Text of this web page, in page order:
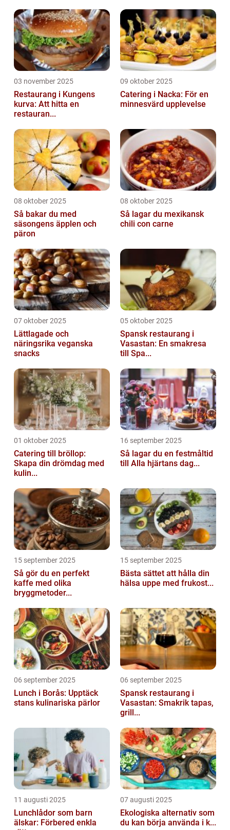
03 november 2025
Restaurang i Kungens
kurva: Att hitta en
restauran...
09 oktober 2025
Catering i Nacka: För en
minnesvärd upplevelse
08 oktober 2025
Så bakar du med
säsongens äpplen och
päron
08 oktober 2025
Så lagar du mexikansk
chili con carne
07 oktober 2025
Lättlagade och
näringsrika veganska
snacks
05 oktober 2025
Spansk restaurang i
Vasastan: En smakresa
till Spa...
01 oktober 2025
Catering till bröllop:
Skapa din drömdag med
kulin...
16 september 2025
Så lagar du en festmåltid
till Alla hjärtans dag...
15 september 2025
Så gör du en perfekt
kaffe med olika
bryggmetoder...
15 september 2025
Bästa sättet att hålla din
hälsa uppe med frukost...
06 september 2025
Lunch i Borås: Upptäck
stans kulinariska pärlor
06 september 2025
Spansk restaurang i
Vasastan: Smakrik tapas,
grill...
11 augusti 2025
Lunchlådor som barn
älskar: Förbered enkla
07 augusti 2025
Ekologiska alternativ som
du kan börja använda i k...